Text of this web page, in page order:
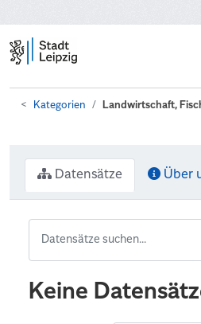
Kategorien Landwirtschaft,
Datensätze Über
Keine